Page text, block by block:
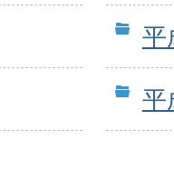
平
平